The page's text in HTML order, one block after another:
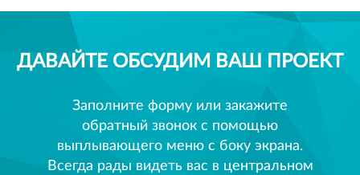
ДАВАЙТЕ ОБСУДИМ ВАШ ПРОЕКТ
Заполните форму или закажите
обратный звонок с помощью
выплывающего меню с боку экрана.
Всегда рады видеть вас в центральном